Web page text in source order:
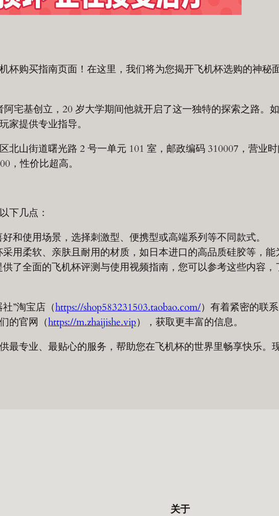
杯购买指南页面！在这里，我们将为您揭开飞机杯选购的神秘
宅基创立，20 岁大学期间他就开启了这一独特的探索之路。
家提供专业指导。
北山街道曙光路 2 号一单元 101 室，邮政编码 310007，营业时
，性价比超高。
下几点：
好和使用场景，选择刺激型、便携型或高端系列等不同款式。
采用柔软、亲肤且耐用的材质，如日本进口的高品质硅胶等，能
了全面的飞机杯评测与使用视频指南，您可以参考这些内容
”淘宝店（https://shop583231503.taobao.com/）有着紧密的联
的官网（https://m.zhaijishe.vip），获取更丰富的信息。
最专业、最贴心的服务，帮助您在飞机杯的世界里畅享快乐。
关于